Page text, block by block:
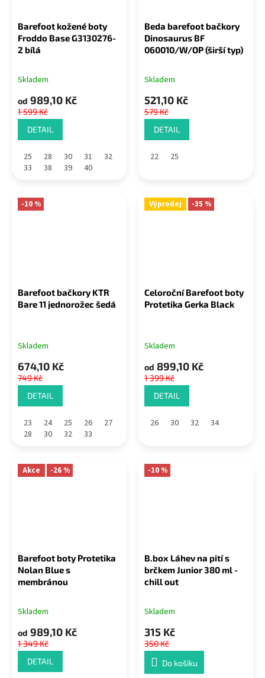
Barefoot kožené boty
Froddo Base G3130276-
2 bílá
Skladem
od 989,10 Kč
1 599 Kč
DETAIL
25 28 30 31
32
33
38 39 40
Beda barefoot bačkory
Dinosaurus BF
060010/W/OP (širší typ)
Skladem
521,10 Kč
579 Kč
DETAIL
22 25
-10 %
Barefoot bačkory KTR
Bare 11 jednorožec šedá
Skladem
674,10 Kč
749 Kč
DETAIL
23 24 25 26
27
28
30 32 33
Výprodej -35 %
Celoroční Barefoot boty
Protetika Gerka Black
Skladem
od 899,10 Kč
1 399 Kč
DETAIL
26 30 32 34
Akce -26 %
Barefoot boty Protetika
Nolan Blue s
membránou
Skladem
od 989,10 Kč
1 349 Kč
DETAIL
-10 %
B.box Láhev na pití s
brčkem Junior 380 ml -
chill out
Skladem
315 Kč
350 Kč
Do košíku